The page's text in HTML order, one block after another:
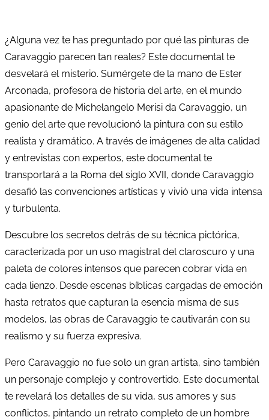
¿Alguna vez te has preguntado por qué las pinturas de
Caravaggio parecen tan reales? Este documental te
desvelará el misterio. Sumérgete de la mano de Ester
Arconada, profesora de historia del arte, en el mundo
apasionante de Michelangelo Merisi da Caravaggio, un
genio del arte que revolucionó la pintura con su estilo
realista y dramático. A través de imágenes de alta calidad
y entrevistas con expertos, este documental te
transportará a la Roma del siglo XVII, donde Caravaggio
desafió las convenciones artísticas y vivió una vida intensa
y turbulenta.
Descubre los secretos detrás de su técnica pictórica,
caracterizada por un uso magistral del claroscuro y una
paleta de colores intensos que parecen cobrar vida en
cada lienzo. Desde escenas bíblicas cargadas de emoción
hasta retratos que capturan la esencia misma de sus
modelos, las obras de Caravaggio te cautivarán con su
realismo y su fuerza expresiva.
Pero Caravaggio no fue solo un gran artista, sino también
un personaje complejo y controvertido. Este documental
te revelará los detalles de su vida, sus amores y sus
conflictos, pintando un retrato completo de un hombre